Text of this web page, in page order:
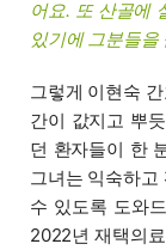
어요. 또 산골에
있기에 그분들을
그렇게 이현숙
간이 값지고 뿌
던 환자들이 한
그녀는 익숙하고
수 있도록 도와
2022년 재택의